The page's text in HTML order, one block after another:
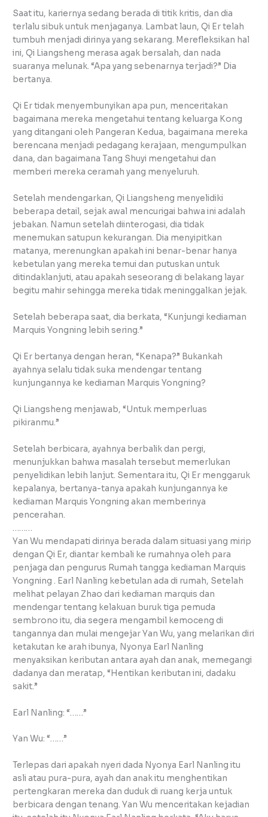
Saat itu, kariernya sedang berada di titik kritis, dan dia
terlalu sibuk untuk menjaganya. Lambat laun, Qi Er telah
tumbuh menjadi dirinya yang sekarang. Merefleksikan hal
ini, Qi Liangsheng merasa agak bersalah, dan nada
suaranya melunak. “Apa yang sebenarnya terjadi?” Dia
bertanya.
Qi Er tidak menyembunyikan apa pun, menceritakan
bagaimana mereka mengetahui tentang keluarga Kong
yang ditangani oleh Pangeran Kedua, bagaimana mereka
berencana menjadi pedagang kerajaan, mengumpulkan
dana, dan bagaimana Tang Shuyi mengetahui dan
memberi mereka ceramah yang menyeluruh.
Setelah mendengarkan, Qi Liangsheng menyelidiki
beberapa detail, sejak awal mencurigai bahwa ini adalah
jebakan. Namun setelah diinterogasi, dia tidak
menemukan satupun kekurangan. Dia menyipitkan
matanya, merenungkan apakah ini benar-benar hanya
kebetulan yang mereka temui dan putuskan untuk
ditindaklanjuti, atau apakah seseorang di belakang layar
begitu mahir sehingga mereka tidak meninggalkan jejak.
Setelah beberapa saat, dia berkata, “Kunjungi kediaman
Marquis Yongning lebih sering.”
Qi Er bertanya dengan heran, “Kenapa?” Bukankah
ayahnya selalu tidak suka mendengar tentang
kunjungannya ke kediaman Marquis Yongning?
Qi Liangsheng menjawab, “Untuk memperluas
pikiranmu.”
Setelah berbicara, ayahnya berbalik dan pergi,
menunjukkan bahwa masalah tersebut memerlukan
penyelidikan lebih lanjut. Sementara itu, Qi Er menggaruk
kepalanya, bertanya-tanya apakah kunjungannya ke
kediaman Marquis Yongning akan memberinya
pencerahan.
………
Yan Wu mendapati dirinya berada dalam situasi yang mirip
dengan Qi Er, diantar kembali ke rumahnya oleh para
penjaga dan pengurus Rumah tangga kediaman Marquis
Yongning . Earl Nanling kebetulan ada di rumah, Setelah
melihat pelayan Zhao dari kediaman marquis dan
mendengar tentang kelakuan buruk tiga pemuda
sembrono itu, dia segera mengambil kemoceng di
tangannya dan mulai mengejar Yan Wu, yang melarikan diri
ketakutan ke arah ibunya, Nyonya Earl Nanling
menyaksikan keributan antara ayah dan anak, memegangi
dadanya dan meratap, “Hentikan keributan ini, dadaku
sakit.”
Earl Nanling: “……”
Yan Wu: “……”
Terlepas dari apakah nyeri dada Nyonya Earl Nanling itu
asli atau pura-pura, ayah dan anak itu menghentikan
pertengkaran mereka dan duduk di ruang kerja untuk
berbicara dengan tenang. Yan Wu menceritakan kejadian